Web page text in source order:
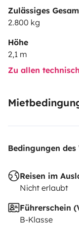
Zulässiges
2.800 kg
Höhe
2,1 m
Zu allen
Bedingungen des
Reisen im
Nicht erlaubt
Führerschein
B-Klasse